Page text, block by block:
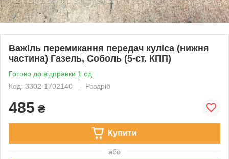
Важіль перемикання передач куліса (нижня
частина) Газель, Соболь (5-ст. КПП)
Готово до відправки 1 од.
Код: 3302-1702140
Роздріб
485 ₴
Купити
або